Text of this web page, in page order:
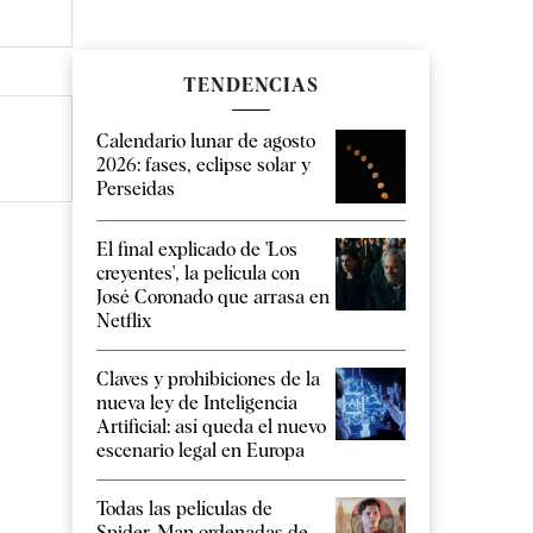
TENDENCIAS
Calendario lunar de agosto
2026: fases, eclipse solar y
Perseidas
El final explicado de 'Los
creyentes', la película con
José Coronado que arrasa en
Netflix
Claves y prohibiciones de la
nueva ley de Inteligencia
Artificial: así queda el nuevo
escenario legal en Europa
Todas las películas de